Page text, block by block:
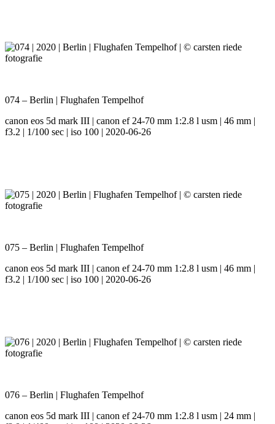
074 – Berlin | Flughafen Tempelhof
canon eos 5d mark III | canon ef 24-70 mm 1:2.8 l usm | 46 mm |
f3.2 | 1/100 sec | iso 100 | 2020-06-26
075 – Berlin | Flughafen Tempelhof
canon eos 5d mark III | canon ef 24-70 mm 1:2.8 l usm | 46 mm |
f3.2 | 1/100 sec | iso 100 | 2020-06-26
076 – Berlin | Flughafen Tempelhof
canon eos 5d mark III | canon ef 24-70 mm 1:2.8 l usm | 24 mm |